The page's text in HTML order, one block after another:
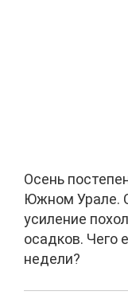
Осень
Южном Урале.
усиление
осадков. Чего
недели?